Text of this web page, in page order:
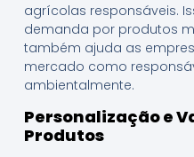
agrícolas responsáveis.
demanda por produtos
também ajuda as
mercado como
ambientalmente.
Personalização e
Produtos